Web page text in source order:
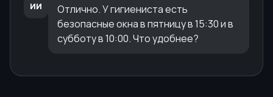
ИИ
Отлично. У гигиениста есть
безопасные окна в пятницу в 15:30 и в
субботу в 10:00. Что удобнее?